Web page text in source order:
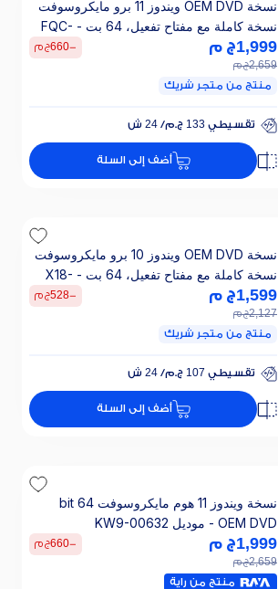
نسخة OEM DVD ويندوز 11 برو مايكروسوفت
نسخة كاملة مع مفتاح تفعيل، 64 بت - FQC-
10532
1,999ج م
2,659ج م
-
660ج م
منتج من متجر شريك
تقسيطي 133 ج.م/ 24 ش
خصم 25% على الفائدة
أضف إلى السلة
نسخة OEM DVD ويندوز 10 برو مايكروسوفت
نسخة كاملة مع مفتاح تفعيل، 64 بت - X18-
45392
1,599ج م
2,127ج م
-
528ج م
منتج من متجر شريك
تقسيطي 107 ج.م/ 24 ش
خصم 25% على الفائدة
أضف إلى السلة
نسخة ويندوز 11 هوم مايكروسوفت 64 bit
OEM DVD - موديل KW9-00632
1,999ج م
2,659ج م
-
660ج م
منتج من راية